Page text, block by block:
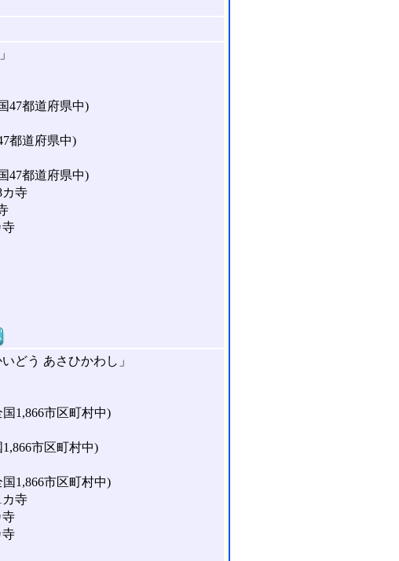
47都道府県中)
都道府県中)
47都道府県中)
カ寺
寺
どう あさひかわし」
1,866市区町村中)
市区町村中)
1,866市区町村中)
カ寺
寺
寺